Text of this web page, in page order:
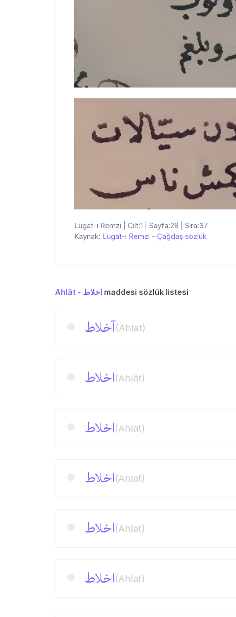
Lugat-ı Remzi | Cilt:1 | Sayfa:28 | Sıra:37
Kaynak: Lugat-ı Remzi - Çağdaş sözlük
Ahlât - اخلاط maddesi sözlük listesi
آخلاط(Ahlat)
اخلاط(Ahlât)
اخلاط(Ahlat)
اخلاط(Ahlat)
اخلاط(Ahlat)
اخلاط(Ahlat)